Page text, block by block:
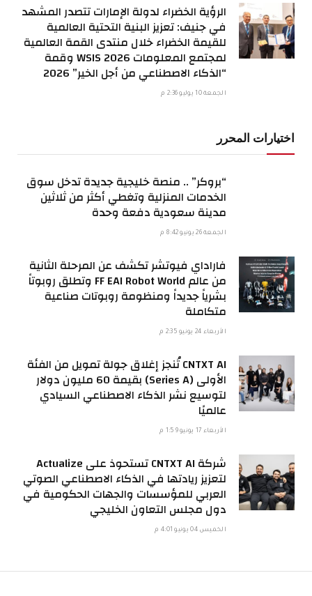
الرؤية الخضراء لدولة الإمارات تتصدر المشهد
في جنيف: تعزيز البنية التحتية العالمية
للقيمة الخضراء خلال منتدى القمة العالمية
لمجتمع المعلومات WSIS 2026 وقمة
“الذكاء الاصطناعي من أجل الخير” 2026
الجمعة 10 يوليو 2:36 م
اختيارات المحرر
“بروكر” .. منصة خليجية جديدة تدخل سوق
الخدمات المنزلية وتغطي أكثر من ثلاثين
مدينة سعودية دفعة وحدة
الجمعة 26 يونيو 8:42 م
فاراداي فيوتشر تكشف عن المرحلة الثانية
من عالم FF EAI Robot World وتطلق روبوتاً
بشرياً جديداً ومنظومة روبوتات صناعية
متكاملة
الأربعاء 24 يونيو 2:35 م
CNTXT AI تُنجز إغلاق جولة تمويل من الفئة
الأولى (Series A) بقيمة 60 مليون دولار
لتوسيع نشر الذكاء الاصطناعي السيادي
عالميًا
الأربعاء 17 يونيو 1:59 م
شركة CNTXT AI تستحوذ على Actualize
لتعزيز ريادتها في الذكاء الاصطناعي الصوتي
العربي للمؤسسات والجهات الحكومية في
دول مجلس التعاون الخليجي
الخميس 04 يونيو 4:01 م